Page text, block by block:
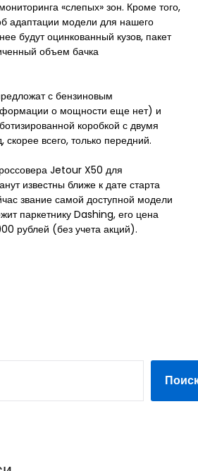
«слепых» зон. Кроме того,
адаптации модели для нашего
будут оцинкованный кузов, пакет
объем бачка
с бензиновым
о мощности еще нет) и
коробкой с двумя
всего, только передний.
Jetour X50 для
известны ближе к дате старта
звание самой доступной модели
паркетнику Dashing, его цена
рублей (без учета акций).